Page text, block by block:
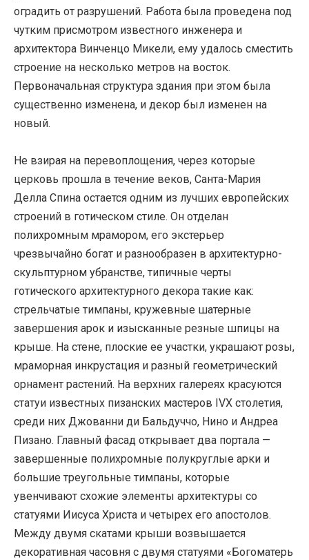
оградить от разрушений. Работа была проведена под
чутким присмотром известного инженера и
архитектора Винченцо Микели, ему удалось сместить
строение на несколько метров на восток.
Первоначальная структура здания при этом была
существенно изменена, и декор был изменен на
новый.
Не взирая на перевоплощения, через которые
церковь прошла в течение веков, Санта-Мария
Делла Спина остается одним из лучших европейских
строений в готическом стиле. Он отделан
полихромным мрамором, его экстерьер
чрезвычайно богат и разнообразен в архитектурно-
скульптурном убранстве, типичные черты
готического архитектурного декора такие как:
стрельчатые тимпаны, кружевные шатерные
завершения арок и изысканные резные шпицы на
крыше. На стене, плоские ее участки, украшают розы,
мраморная инкрустация и разный геометрический
орнамент растений. На верхних галереях красуются
статуи известных пизанских мастеров IVX столетия,
среди них Джованни ди Бальдуччо, Нино и Андреа
Пизано. Главный фасад открывает два портала —
завершенные полихромные полукруглые арки и
большие треугольные тимпаны, которые
увенчивают схожие элементы архитектуры со
статуями Иисуса Христа и четырех его апостолов.
Между двумя скатами крыши возвышается
декоративная часовня с двумя статуями «Богоматерь